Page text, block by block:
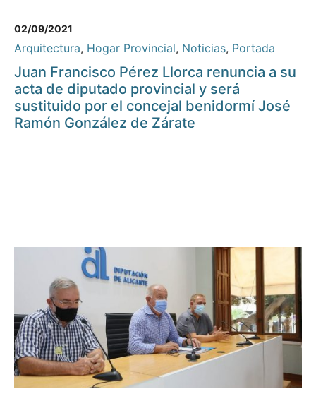
02/09/2021
Arquitectura, Hogar Provincial, Noticias, Portada
Juan Francisco Pérez Llorca renuncia a su
acta de diputado provincial y será
sustituido por el concejal benidormí José
Ramón González de Zárate